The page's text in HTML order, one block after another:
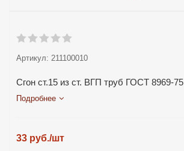
Артикул: 211100010
Сгон ст.15 из ст. ВГП труб ГОСТ 8969-75
Подробнее
33 руб./шт